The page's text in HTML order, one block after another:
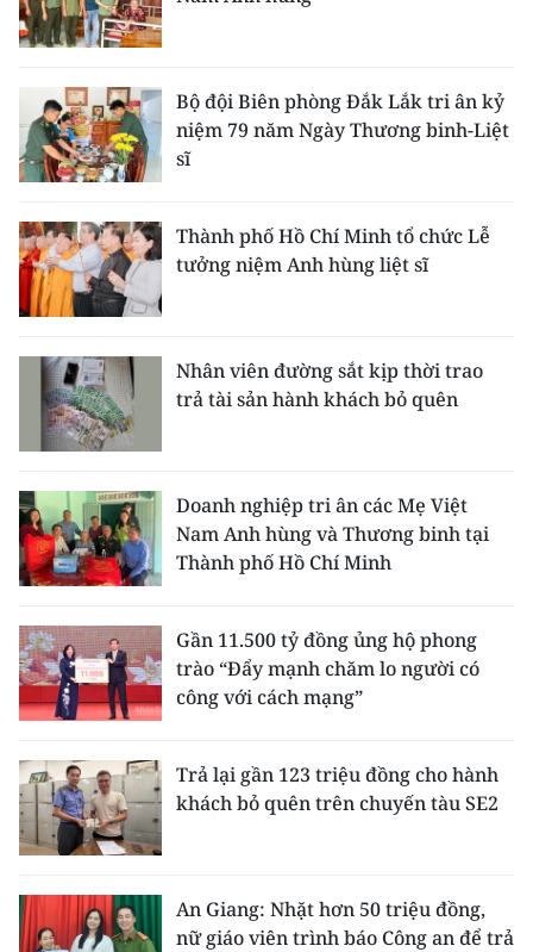
ENGLISH
FRANÇAIS
РУССКИЙ
ESPAÑOL
한국어
Bộ đội Biên phòng Đắk Lắk tri ân kỷ
niệm 79 năm Ngày Thương binh-Liệt
sĩ
Thành phố Hồ Chí Minh tổ chức Lễ
tưởng niệm Anh hùng liệt sĩ
Nhân viên đường sắt kịp thời trao
trả tài sản hành khách bỏ quên
Doanh nghiệp tri ân các Mẹ Việt
Nam Anh hùng và Thương binh tại
Thành phố Hồ Chí Minh
Gần 11.500 tỷ đồng ủng hộ phong
trào “Đẩy mạnh chăm lo người có
công với cách mạng”
Trả lại gần 123 triệu đồng cho hành
khách bỏ quên trên chuyến tàu SE2
An Giang: Nhặt hơn 50 triệu đồng,
nữ giáo viên trình báo Công an để trả